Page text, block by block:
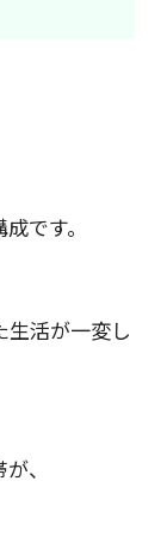
です。
活が一変し
、